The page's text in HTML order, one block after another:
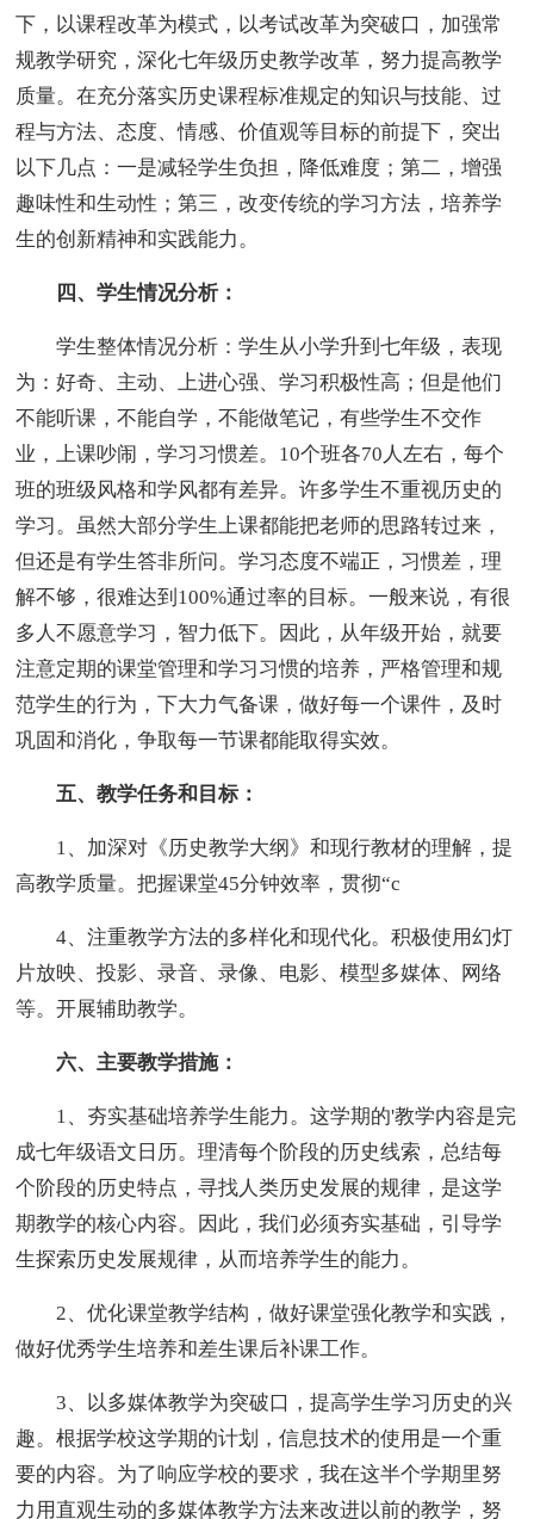
下，以课程改革为模式，以考试改革为突破口，加强常
规教学研究，深化七年级历史教学改革，努力提高教学
质量。在充分落实历史课程标准规定的知识与技能、过
程与方法、态度、情感、价值观等目标的前提下，突出
以下几点：一是减轻学生负担，降低难度；第二，增强
趣味性和生动性；第三，改变传统的学习方法，培养学
生的创新精神和实践能力。
四、学生情况分析：
学生整体情况分析：学生从小学升到七年级，表现
为：好奇、主动、上进心强、学习积极性高；但是他们
不能听课，不能自学，不能做笔记，有些学生不交作
业，上课吵闹，学习习惯差。10个班各70人左右，每个
班的班级风格和学风都有差异。许多学生不重视历史的
学习。虽然大部分学生上课都能把老师的思路转过来，
但还是有学生答非所问。学习态度不端正，习惯差，理
解不够，很难达到100%通过率的目标。一般来说，有很
多人不愿意学习，智力低下。因此，从年级开始，就要
注意定期的课堂管理和学习习惯的培养，严格管理和规
范学生的行为，下大力气备课，做好每一个课件，及时
巩固和消化，争取每一节课都能取得实效。
五、教学任务和目标：
1、加深对《历史教学大纲》和现行教材的理解，提
高教学质量。把握课堂45分钟效率，贯彻“c
4、注重教学方法的多样化和现代化。积极使用幻灯
片放映、投影、录音、录像、电影、模型多媒体、网络
等。开展辅助教学。
六、主要教学措施：
1、夯实基础培养学生能力。这学期的'教学内容是完
成七年级语文日历。理清每个阶段的历史线索，总结每
个阶段的历史特点，寻找人类历史发展的规律，是这学
期教学的核心内容。因此，我们必须夯实基础，引导学
生探索历史发展规律，从而培养学生的能力。
2、优化课堂教学结构，做好课堂强化教学和实践，
做好优秀学生培养和差生课后补课工作。
3、以多媒体教学为突破口，提高学生学习历史的兴
趣。根据学校这学期的计划，信息技术的使用是一个重
要的内容。为了响应学校的要求，我在这半个学期里努
力用直观生动的多媒体教学方法来改进以前的教学，努